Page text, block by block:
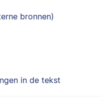
bronnen)
in de tekst